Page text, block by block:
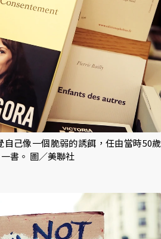
自己像一個脆弱的誘餌，任由當時50歲
書。 圖／美聯社